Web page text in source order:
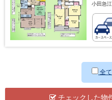
小田急
全
チェックした物